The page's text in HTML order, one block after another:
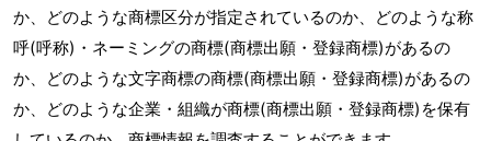
か、どのような商標区分が指定されているのか、どのような称
呼(呼称)・ネーミングの商標(商標出願・登録商標)があるの
か、どのような文字商標の商標(商標出願・登録商標)があるの
か、どのような企業・組織が商標(商標出願・登録商標)を保有